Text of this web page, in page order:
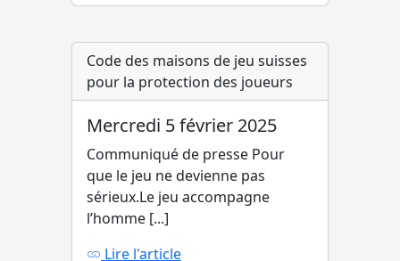
Code des maisons de jeu suisses
pour la protection des joueurs
Mercredi 5 février 2025
Communiqué de presse Pour
que le jeu ne devienne pas
sérieux.Le jeu accompagne
l’homme [...]
Lire l'article